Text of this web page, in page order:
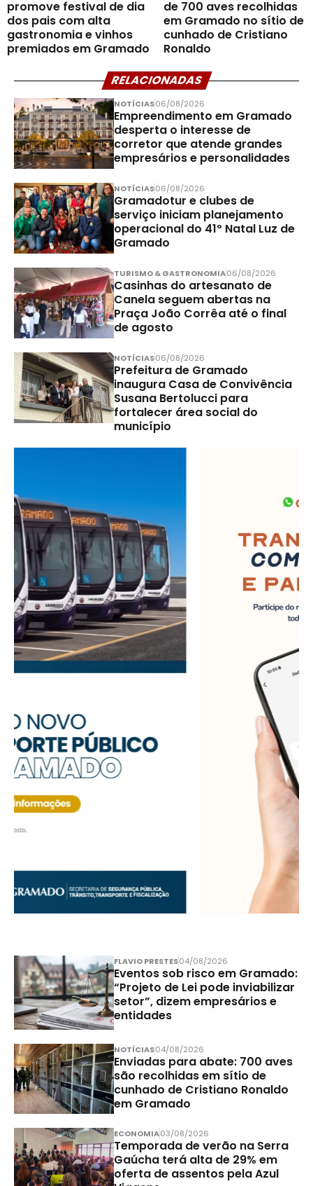
promove festival de dia
dos pais com alta
gastronomia e vinhos
premiados em Gramado
de 700 aves recolhidas
em Gramado no sítio de
cunhado de Cristiano
Ronaldo
RELACIONADAS
NOTÍCIAS06/08/2026
Empreendimento em Gramado
desperta o interesse de
corretor que atende grandes
empresários e personalidades
NOTÍCIAS06/08/2026
Gramadotur e clubes de
serviço iniciam planejamento
operacional do 41º Natal Luz de
Gramado
TURISMO & GASTRONOMIA06/08/2026
Casinhas do artesanato de
Canela seguem abertas na
Praça João Corrêa até o final
de agosto
NOTÍCIAS06/08/2026
Prefeitura de Gramado
inaugura Casa de Convivência
Susana Bertolucci para
fortalecer área social do
município
FLAVIO PRESTES04/08/2026
Eventos sob risco em Gramado:
“Projeto de Lei pode inviabilizar
setor”, dizem empresários e
entidades
NOTÍCIAS04/08/2026
Enviadas para abate: 700 aves
são recolhidas em sítio de
cunhado de Cristiano Ronaldo
em Gramado
ECONOMIA03/08/2026
Temporada de verão na Serra
Gaúcha terá alta de 29% em
oferta de assentos pela Azul